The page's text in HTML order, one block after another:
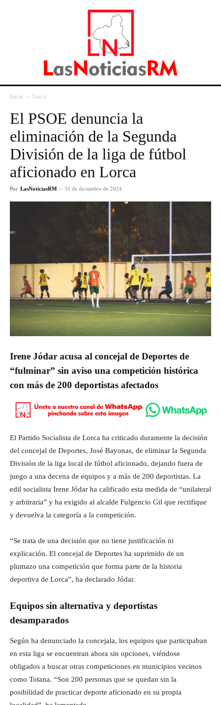
Inicio Lorca
El PSOE denuncia la
eliminación de la Segunda
División de la liga de fútbol
aficionado en Lorca
Por LasNoticiasRM - 31 de diciembre de 2024
Irene Jódar acusa al concejal de Deportes de
“fulminar” sin aviso una competición histórica
con más de 200 deportistas afectados
El Partido Socialista de Lorca ha criticado duramente la decisión
del concejal de Deportes, José Bayonas, de eliminar la Segunda
División de la liga local de fútbol aficionado, dejando fuera de
juego a una decena de equipos y a más de 200 deportistas. La
edil socialista Irene Jódar ha calificado esta medida de “unilateral
y arbitraria” y ha exigido al alcalde Fulgencio Gil que rectifique
y devuelva la categoría a la competición.
“Se trata de una decisión que no tiene justificación ni
explicación. El concejal de Deportes ha suprimido de un
plumazo una competición que forma parte de la historia
deportiva de Lorca”, ha declarado Jódar.
Equipos sin alternativa y deportistas
desamparados
Según ha denunciado la concejala, los equipos que participaban
en esta liga se encuentran ahora sin opciones, viéndose
obligados a buscar otras competiciones en municipios vecinos
como Totana. “Son 200 personas que se quedan sin la
posibilidad de practicar deporte aficionado en su propia